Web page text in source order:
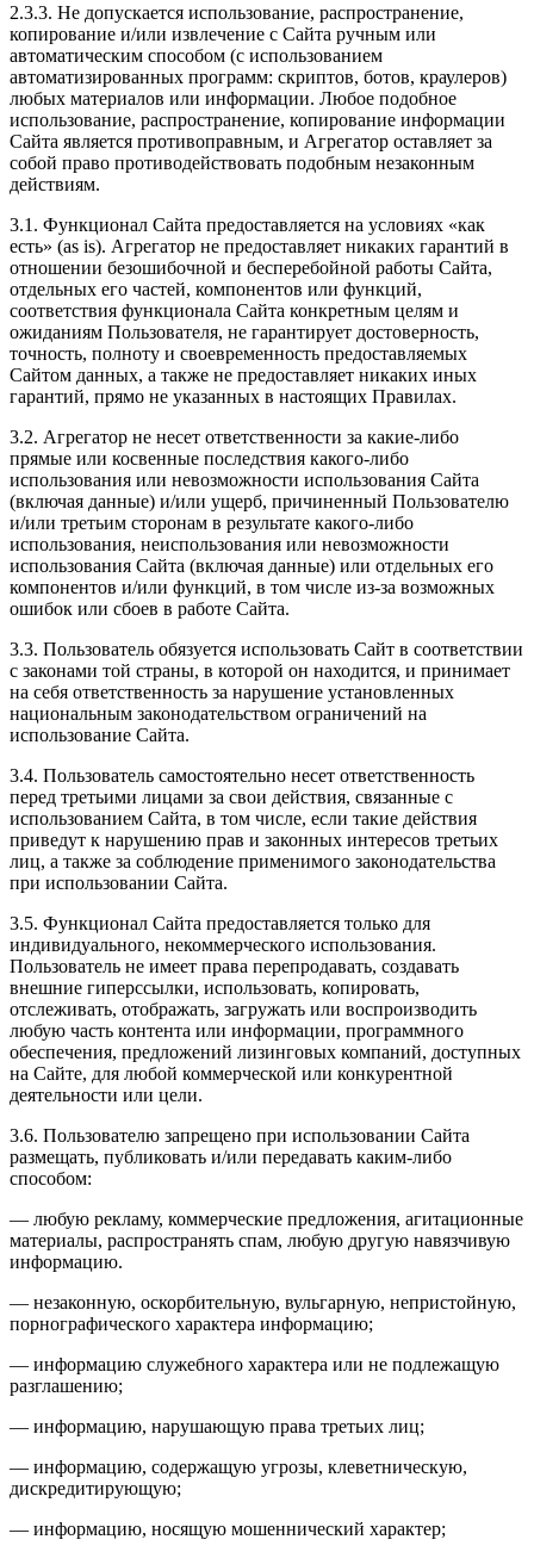
2.3.3. Не допускается использование, распространение,
копирование и/или извлечение с Сайта ручным или
автоматическим способом (с использованием
автоматизированных программ: скриптов, ботов, краулеров)
любых материалов или информации. Любое подобное
использование, распространение, копирование информации
Сайта является противоправным, и Агрегатор оставляет за
собой право противодействовать подобным незаконным
действиям.
3.1. Функционал Сайта предоставляется на условиях «как
есть» (as is). Агрегатор не предоставляет никаких гарантий в
отношении безошибочной и бесперебойной работы Сайта,
отдельных его частей, компонентов или функций,
соответствия функционала Сайта конкретным целям и
ожиданиям Пользователя, не гарантирует достоверность,
точность, полноту и своевременность предоставляемых
Сайтом данных, а также не предоставляет никаких иных
гарантий, прямо не указанных в настоящих Правилах.
3.2. Агрегатор не несет ответственности за какие-либо
прямые или косвенные последствия какого-либо
использования или невозможности использования Сайта
(включая данные) и/или ущерб, причиненный Пользователю
и/или третьим сторонам в результате какого-либо
использования, неиспользования или невозможности
использования Сайта (включая данные) или отдельных его
компонентов и/или функций, в том числе из-за возможных
ошибок или сбоев в работе Сайта.
3.3. Пользователь обязуется использовать Сайт в соответствии
с законами той страны, в которой он находится, и принимает
на себя ответственность за нарушение установленных
национальным законодательством ограничений на
использование Сайта.
3.4. Пользователь самостоятельно несет ответственность
перед третьими лицами за свои действия, связанные с
использованием Сайта, в том числе, если такие действия
приведут к нарушению прав и законных интересов третьих
лиц, а также за соблюдение применимого законодательства
при использовании Сайта.
3.5. Функционал Сайта предоставляется только для
индивидуального, некоммерческого использования.
Пользователь не имеет права перепродавать, создавать
внешние гиперссылки, использовать, копировать,
отслеживать, отображать, загружать или воспроизводить
любую часть контента или информации, программного
обеспечения, предложений лизинговых компаний, доступных
на Сайте, для любой коммерческой или конкурентной
деятельности или цели.
3.6. Пользователю запрещено при использовании Сайта
размещать, публиковать и/или передавать каким-либо
способом:
— любую рекламу, коммерческие предложения, агитационные
материалы, распространять спам, любую другую навязчивую
информацию.
— незаконную, оскорбительную, вульгарную, непристойную,
порнографического характера информацию;
— информацию служебного характера или не подлежащую
разглашению;
— информацию, нарушающую права третьих лиц;
— информацию, содержащую угрозы, клеветническую,
дискредитирующую;
— информацию, носящую мошеннический характер;